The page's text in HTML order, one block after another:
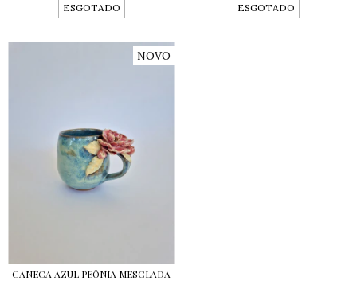
ESGOTADO ESGOTADO
NOVO
CANECA AZUL PEÔNIA MESCLADA